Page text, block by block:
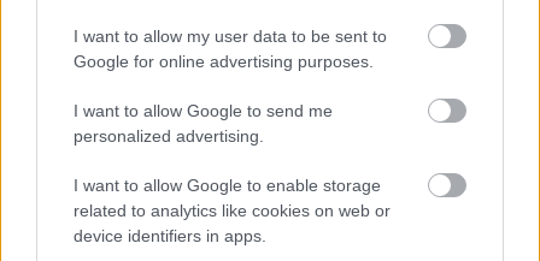
I want to allow my user data to be sent to
Google for online advertising purposes.
I want to allow Google to send me
personalized advertising.
I want to allow Google to enable storage
related to analytics like cookies on web or
device identifiers in apps.
jellemző, hogy túl szélesre nyitotta ezt a kört
- mondta.
Az átmeneti időszakról elmondta, hogy
Fekete Péter miniszteri biztos feladata az
átadás-átvétel levezénylése lesz, feladatköre
folyamatosan formálódni fog. Nyugat-
Európában bevett szokás, hogy egy külső